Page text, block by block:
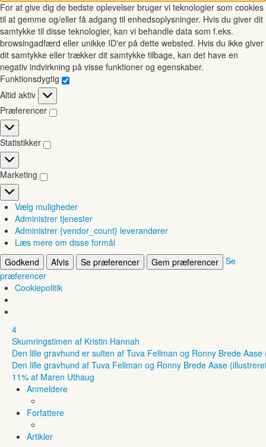
For at give dig de bedste oplevelser bruger vi teknologier som cookies
til at gemme og/eller få adgang til enhedsoplysninger. Hvis du giver dit
samtykke til disse teknologier, kan vi behandle data som f.eks.
browsingadfærd eller unikke ID'er på dette websted. Hvis du ikke giver
dit samtykke eller trækker dit samtykke tilbage, kan det have en
negativ indvirkning på visse funktioner og egenskaber.
Funktionsdygtig
Funktionsdygtig
Altid aktiv
Præferencer
Præferencer
Statistikker
Statistikker
Marketing
Marketing
Vælg muligheder
Administrer tjenester
Administrer {vendor_count} leverandører
Læs mere om disse formål
Godkend
Afvis Se præferencer Gem præferencer Se
præferencer
Cookiepolitik
4
Skumringstimen af Kristin Hannah
Den lille gravhund er sulten af Tuva Fellman og Ronny Brede
Den lille gravhund af Tuva Fellman og Ronny Brede Aase
11% af Maren Uthaug
Anmeldere
Forfattere
Artikler